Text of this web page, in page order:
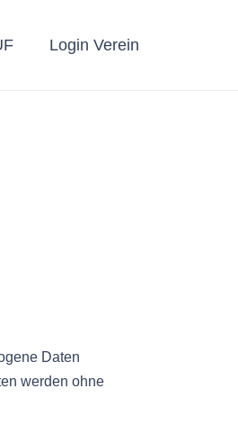
Login Verein
Daten
werden ohne